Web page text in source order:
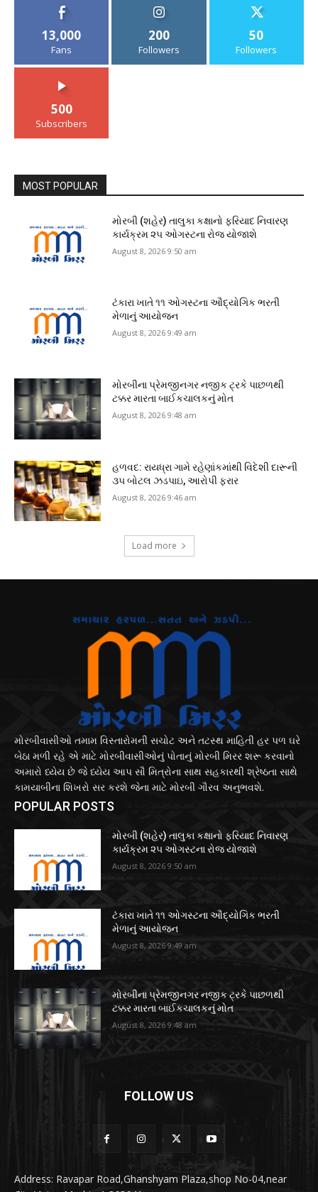
13,000
Fans
200
Followers
50
Followers
500
Subscribers
MOST POPULAR
મોરબી (શહેર) તાલુકા કક્ષાનો ફરિયાદ નિવારણ
કાર્યક્રમ ૨૫ ઓગસ્ટના રોજ યોજાશે
August 8, 2026 9:50 am
ટંકારા ખાતે ૧૧ ઓગસ્ટના ઔદ્યોગિક ભરતી
મેળાનું આયોજન
August 8, 2026 9:49 am
મોરબીના પ્રેમજીનગર નજીક ટ્રકે પાછળથી
ટક્કર મારતા બાઈકચાલકનું મોત
August 8, 2026 9:48 am
હળવદ: રાયધ્રા ગામે રહેણાંકમાંથી વિદેશી દારૂની
૩૫ બોટલ ઝડપાઇ, આરોપી ફરાર
August 8, 2026 9:46 am
Load more
મોરબીવાસીઓ તમામ વિસ્તારોમની સચોટ અને તટસ્થ માહિતી હર પળ ઘરે
બેઠા મળી રહે એ માટે મોરબીવાસીઓનું પોતાનું મોરબી મિરર શરૂ કરવાનો
અમારો ધ્યેય છે જે ધ્યેય આપ સૌ મિત્રોના સાથ સહકારથી શ્રેષ્ઠતા સાથે
કામયાબીના શિખરો સર કરશે જેના માટે મોરબી ગૌરવ અનુભવશે.
POPULAR POSTS
મોરબી (શહેર) તાલુકા કક્ષાનો ફરિયાદ નિવારણ
કાર્યક્રમ ૨૫ ઓગસ્ટના રોજ યોજાશે
August 8, 2026 9:50 am
ટંકારા ખાતે ૧૧ ઓગસ્ટના ઔદ્યોગિક ભરતી
મેળાનું આયોજન
August 8, 2026 9:49 am
મોરબીના પ્રેમજીનગર નજીક ટ્રકે પાછળથી
ટક્કર મારતા બાઈકચાલકનું મોત
August 8, 2026 9:48 am
FOLLOW US
Address: Ravapar Road,Ghanshyam Plaza,shop No-04,near